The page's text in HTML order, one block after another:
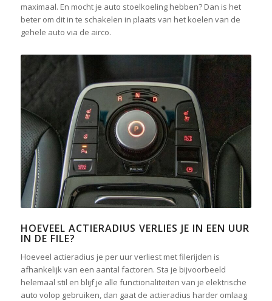
maximaal. En mocht je auto stoelkoeling hebben? Dan is het
beter om dit in te schakelen in plaats van het koelen van de
gehele auto via de airco.
HOEVEEL ACTIERADIUS VERLIES JE IN EEN UUR
IN DE FILE?
Hoeveel actieradius je per uur verliest met filerijden is
afhankelijk van een aantal factoren. Sta je bijvoorbeeld
helemaal stil en blijf je alle functionaliteiten van je elektrische
auto volop gebruiken, dan gaat de actieradius harder omlaag